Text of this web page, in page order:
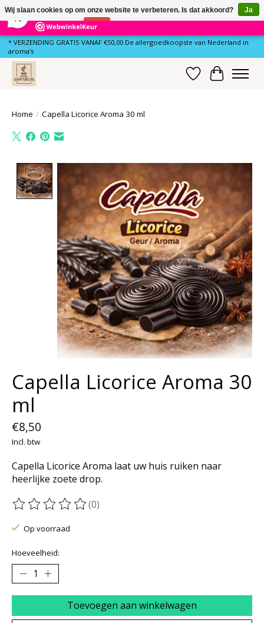
81 Reviews ×
* VERZENDING GRATIS VANAF €50,00 De allergoedkoopste van Nederland in
aroma's
Verlanglijst
Home / Capella Licorice Aroma 30 ml
Product image slideshow Items
Capella Licorice Aroma 30
ml
€8,50
Incl. btw
Capella Licorice Aroma laat uw huis ruiken naar
heerlijke zoete drop.
De beoordeling van dit product is
(0)
Op voorraad
Hoeveelheid:
Toevoegen aan winkelwagen
Wij slaan cookies op om onze website te verbeteren. Is dat akkoord?
Ja
Nee